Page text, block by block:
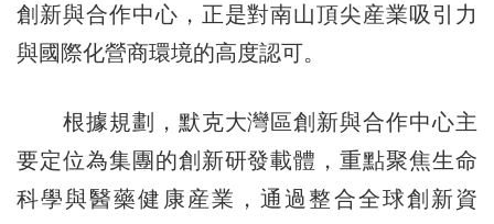
創新與合作中心，正是對南山頂尖産業吸引力
與國際化營商環境的高度認可。
根據規劃，默克大灣區創新與合作中心主
要定位為集團的創新研發載體，重點聚焦生命
科學與醫藥健康産業，通過整合全球創新資